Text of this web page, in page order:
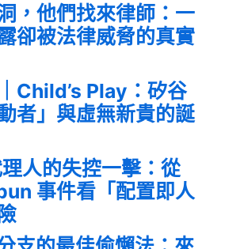
，他們找來律師：一
卻被法律威脅的真實
Child’s Play：矽谷
者」與虛無新貴的誕
人的失控一擊：從
事件看「配置即人